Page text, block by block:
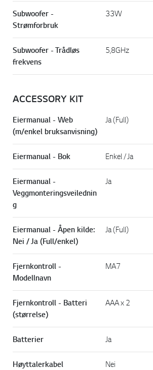
Subwoofer -
Strømforbruk
33W
Subwoofer - Trådløs
frekvens
5,8GHz
ACCESSORY KIT
Eiermanual - Web
(m/enkel bruksanvisning)
Ja (Full)
Eiermanual - Bok Enkel / Ja
Eiermanual -
Veggmonteringsveilednin
g
Ja
Eiermanual - Åpen kilde:
Nei / Ja (Full/enkel)
Ja (Full)
Fjernkontroll -
Modellnavn
MA7
Fjernkontroll - Batteri
(størrelse)
AAA x 2
Batterier Ja
Høyttalerkabel Nei